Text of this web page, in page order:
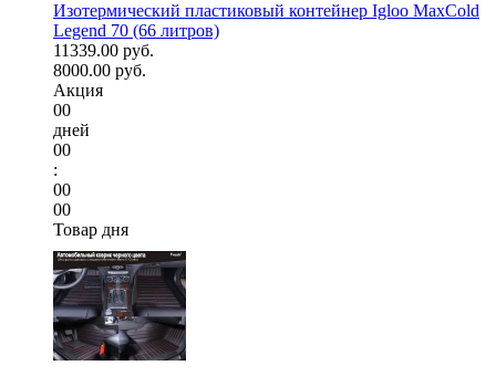
Изотермический пластиковый контейнер Igloo MaxCold
Legend 70 (66 литров)
11339.00 руб.
8000.00 руб.
Акция
00
дней
00
:
00
00
Товар дня